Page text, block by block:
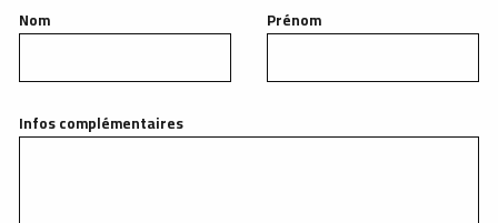
Nom Prénom
Infos complémentaires